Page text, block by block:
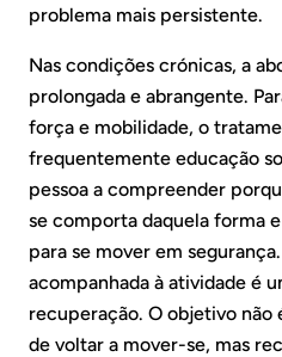
problema mais persistente.
Nas condições crónicas, a
prolongada e abrangente.
força e mobilidade, o
frequentemente educação
pessoa a compreender
se comporta daquela forma
para se mover em
acompanhada à atividade é
recuperação. O objetivo não
de voltar a mover-se, mas